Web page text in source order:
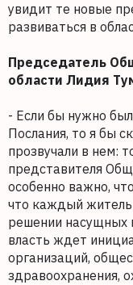
увидит те новые
развиваться в
Председатель
области Лидия
- Если бы нужно
Послания, то я бы
прозвучали в нем:
представителя
особенно важно,
что каждый житель
решении насущных
власть ждет
организаций,
здравоохранения,